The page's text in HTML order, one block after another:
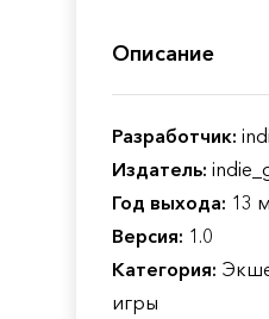
Описание
Разработчик:
Издатель:
Год выхода: 13
Версия: 1.0
Категория:
игры